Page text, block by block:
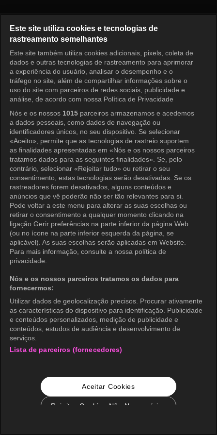
Entrar
Este site utiliza cookies e tecnologias de
rastreamento semelhantes
Este site também utiliza cookies adicionais, pixels, coleta de
dados e outras tecnologias de rastreamento para aprimorar
a experiência do usuário, analisar o desempenho e o
tráfego no site, além de compartilhar informações sobre o
uso do site com parceiros de redes sociais, publicidade e
análise, de acordo com nossa Política de Privacidade
Nós e os nossos 1015 parceiros armazenamos e acedemos
a dados pessoais, como dados de navegação ou
identificadores únicos, no seu dispositivo. Se selecionar
«Aceito», permite que as tecnologias de rastreio suportem
as finalidades apresentadas em «Nós e os nossos parceiros
tratamos dados para as seguintes finalidades». Se, pelo
contrário, selecionar «Rejeitar tudo» ou retirar o seu
consentimento, estas tecnologias serão desativadas. Se os
rastreadores forem desativados, alguns conteúdos e
anúncios que vê poderão não ser tão relevantes para si.
Pode voltar a este menu para alterar as suas escolhas ou
retirar o consentimento a qualquer momento clicando na
ligação Gerir preferências na parte inferior da página Web
(ou no ícone na parte inferior esquerda da página, se
aplicável). As suas escolhas serão aplicadas em Website.
Para mais informação, consulte a nossa política de
privacidade.
Nós e os nossos parceiros tratamos os dados para
fornecermos:
Utilizar dados de geolocalização precisos. Procurar ativamente
as características do dispositivo para identificação. Publicidade
e conteúdos personalizados, medição de publicidade e
conteúdos, estudos de audiência e desenvolvimento de
serviços.
Lista de parceiros (fornecedores)
Aceitar Cookies
Rejeitar Cookies Não Necessários